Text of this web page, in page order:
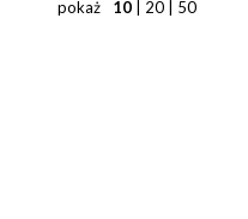
pokaż 10 20 50